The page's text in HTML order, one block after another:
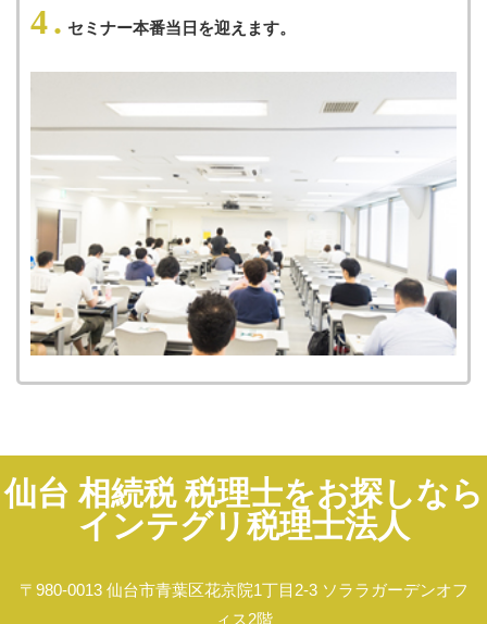
4. セミナー本番当日を迎えます。
仙台 相続税 税理士をお探しなら
インテグリ税理士法人
〒980-0013 仙台市青葉区花京院1丁目2-3 ソララガーデンオフ
ィス2階